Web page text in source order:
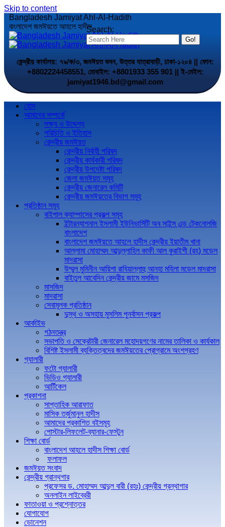
Skip to content
Search:
Bangladesh Jamiyat Ahl-Al-Hadith
বাংলাদেশ জমঈয়তে আহলে হাদীস
কেন্দ্রীয় কার্যালয়: ৭৯/ক/৩, জমঈয়ত ভবন, উত্তর যাত্রাবাড়ী, ঢাকা-১২০৪ || ফোন:
+8802224458551, মোবাইল: +8801933 355 901 || ই-মেইল:
jamiyat1946.bd@gmail.com
হোম
আমাদের সম্পর্কে
লক্ষ্য ও উদ্দেশ্য
পরিচিতি ও ইতিহাস
কেন্দ্রীয় জমঈয়ত
কেন্দ্রীয় নির্বাহী পরিষদ
কেন্দ্রীয় কার্যকারী পরিষদ
কেন্দ্রীয় উপদেষ্টা পরিষদ
জেলা জমঈয়ত সমূহ
কেন্দ্রীয় জেনারেল কমিটি
কেন্দ্রীয় জমঈয়তের বিভাগ সমূহ
প্রতিষ্ঠান সমূহ
বাইপাল ক্যাম্পাসের প্রকল্প সমূহ
ইন্টারন্যাশনাল ইসলামী ইউনিভার্সিটি অব সাইন্স এন্ড টেকনোলজি
বাংলাদেশ
বাংলাদেশ জমঈয়তে আহলে হাদীস কেন্দ্রীয় ইয়াতীম খানা
আল্লামা মোহাম্মদ আব্দুল্লাহিল কাফী আল কুরাইশী (রহ) মডেল
মাদরাসা
উম্মুল মুমিনীন আয়িশা রাযিয়াল্লাহু আনহা মহিলা মডেল মাদরাসা
বাইতুল আবেদিন কেন্দ্রীয় জামে মসজিদ
মাসজিদ
মাদরাসা
সেবামূলক প্রতিষ্ঠান
দুস্থ ও অসহায় মুসলিম পুনর্বাসন প্রকল্প
আর্কাইভ
গঠনতন্ত্র
সভাপতি ও সেক্রেটারী জেনারেল মহোদয়গণের নামের তালিকা ও কার্যকাল
বিশিষ্ট ইসলামী ব্যক্তিত্বদের জমঈয়তের প্রোগ্রামে অংশগ্রহণ
গ্যালারী
ফটো গ্যালারী
ভিডিও গ্যালারী
আর্টিকেল
প্রকাশনা
সাপ্তাহিক আরাফাত
মাসিক তর্জুমানুল হাদীস
আমাদের প্রকাশিত বইসমূহ
পোস্টার-লিফলেট-ব্যানার-ফেস্টুন
শিক্ষা বোর্ড
বাংলাদেশ আহলে হাদীস শিক্ষা বোর্ড
ফলাফল
জমঈয়ত সংবাদ
কেন্দ্রীয় গ্রান্থগার
প্রফেসর ড. মোহাম্মদ আব্দুল বারী (রহঃ) কেন্দ্রীয় গ্রন্থাগার
অনলাইন লাইব্রেরী
ফাতাওয়া ও প্রশ্নোত্তর
যোগাযোগ
ডোনেশন